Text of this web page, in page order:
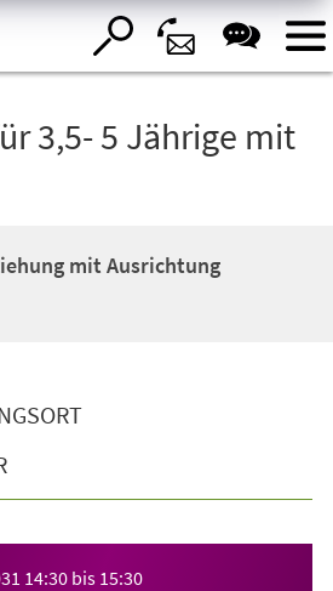
3,5- 5 Jährige mit
mit Ausrichtung
14:30 bis 15:30